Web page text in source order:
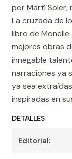
por Martí Soler,
La cruzada de
libro de
mejores obras
innegable
narraciones ya
ya sea
inspiradas en
DETALLES
Editorial: